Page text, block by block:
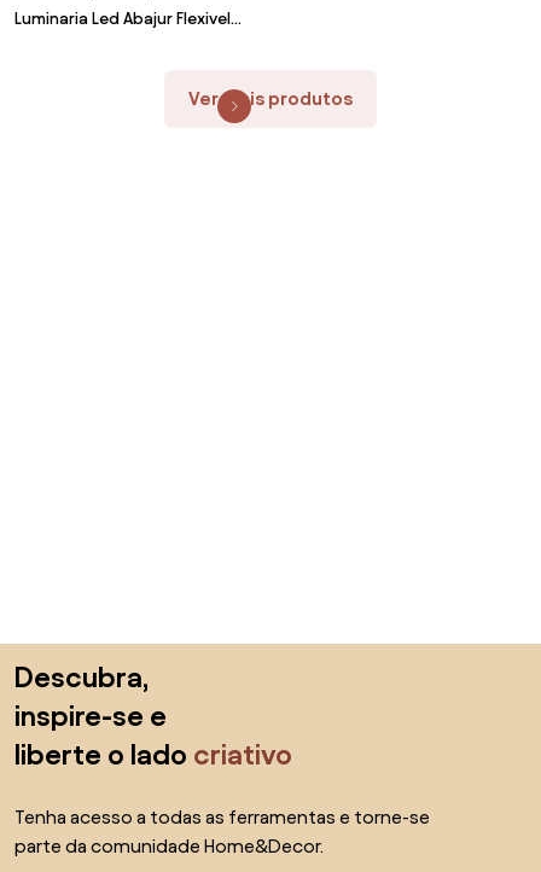
Luminaria Led Abajur Flexivel
Ver mais produtos
Descubra,
inspire-se e
liberte o lado criativo
Tenha acesso a todas as ferramentas e torne-se
parte da comunidade Home&Decor.